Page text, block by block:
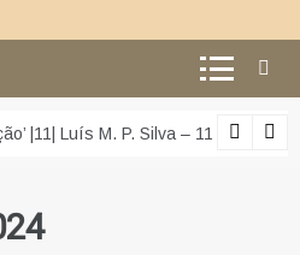
|11| Luís M. P. Silva – 11 – O